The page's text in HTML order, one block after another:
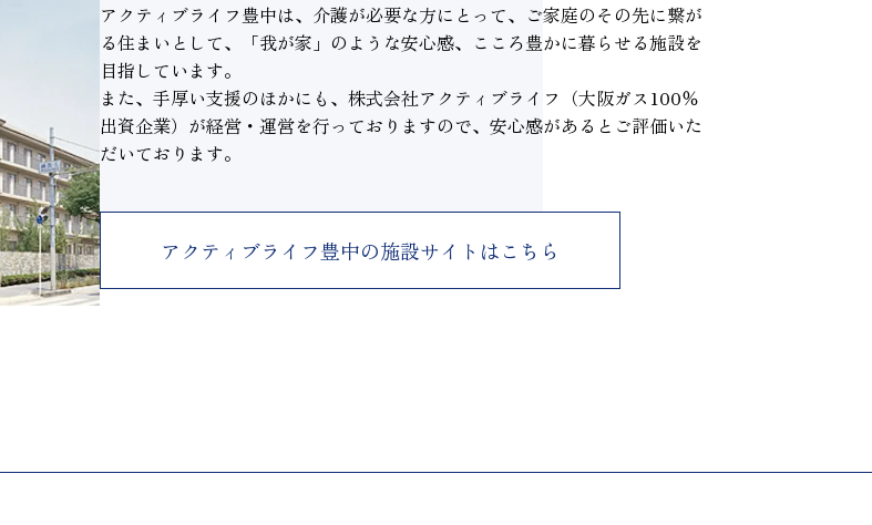
アクティブライフ豊中は、介護が必要な方にとって、ご家庭のその先に繋が
る住まいとして、「我が家」のような安心感、こころ豊かに暮らせる施設を
目指しています。
また、手厚い支援のほかにも、株式会社アクティブライフ（大阪ガス100％
出資企業）が経営・運営を行っておりますので、安心感があるとご評価いた
だいております。
アクティブライフ豊中の施設サイトはこちら